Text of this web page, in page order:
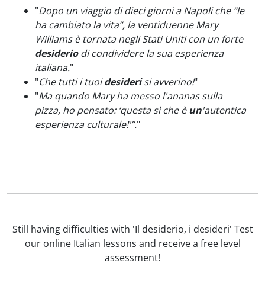
"Dopo un viaggio di dieci giorni a Napoli che “le
ha cambiato la vita”, la ventiduenne Mary
Williams è tornata negli Stati Uniti con un forte
desideriodi condividere la sua esperienza
italiana."
"Che tutti i tuoidesiderisi avverino!"
"Ma quando Mary ha messo l'ananas sulla
pizza, ho pensato: ‘questa sì che èun'autentica
esperienza culturale!'”."
Still having difficulties with 'Il desiderio, i desideri' Test
our online Italian lessons and receive a free level
assessment!